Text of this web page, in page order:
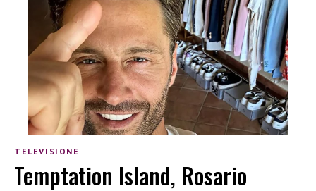
TELEVISIONE
Temptation Island, Rosario